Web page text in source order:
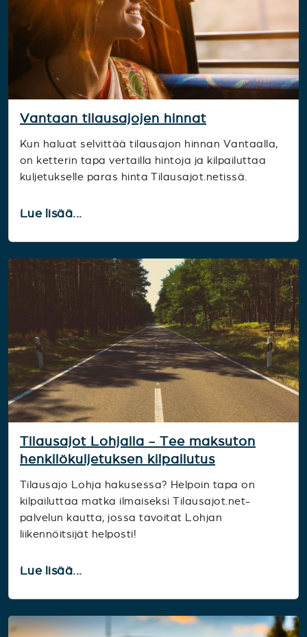
Vantaan tilausajojen hinnat
Kun haluat selvittää tilausajon hinnan Vantaalla,
on ketterin tapa vertailla hintoja ja kilpailuttaa
kuljetukselle paras hinta Tilausajot.netissä.
Lue lisää...
Tilausajot Lohjalla - Tee maksuton
henkilökuljetuksen kilpailutus
Tilausajo Lohja hakusessa? Helpoin tapa on
kilpailuttaa matka ilmaiseksi Tilausajot.net-
palvelun kautta, jossa tavoitat Lohjan
liikennöitsijät helposti!
Lue lisää...